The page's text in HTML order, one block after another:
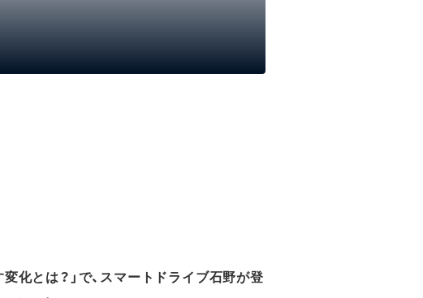
とは？」で、スマートドライブ石野が登